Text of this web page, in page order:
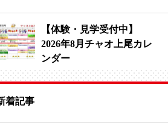
【体験・見学受付中】
2026年8月チャオ上尾カレ
ンダー
着記事